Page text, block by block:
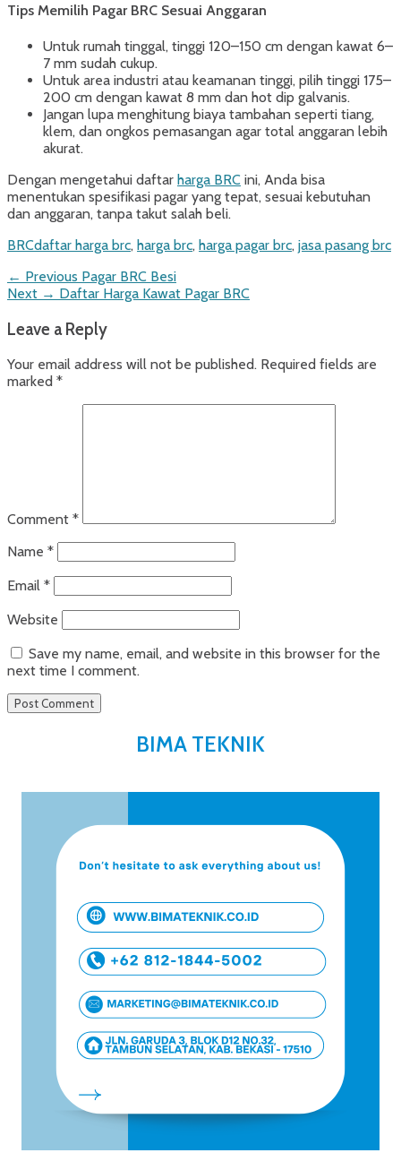
Tips Memilih Pagar BRC Sesuai Anggaran
Untuk rumah tinggal, tinggi 120–150 cm dengan kawat 6–
7 mm sudah cukup.
Untuk area industri atau keamanan tinggi, pilih tinggi 175–
200 cm dengan kawat 8 mm dan hot dip galvanis.
Jangan lupa menghitung biaya tambahan seperti tiang,
klem, dan ongkos pemasangan agar total anggaran lebih
akurat.
Dengan mengetahui daftar harga BRC ini, Anda bisa
menentukan spesifikasi pagar yang tepat, sesuai kebutuhan
dan anggaran, tanpa takut salah beli.
Categories
BRCTags
daftar harga brc, harga brc, harga pagar brc, jasa pasang brc
Post
navigation
← Previous Previous
post:
Pagar BRC Besi
Next → Next
Daftar Harga Kawat Pagar BRC
Leave a Reply
Your email address will not be published. Required fields are
marked *
Comment *
Name *
Email *
Website
Save my name, email, and website in this browser for the
next time I comment.
BIMA TEKNIK